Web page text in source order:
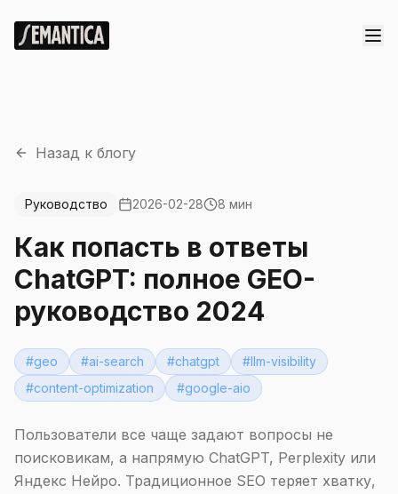
Назад к блогу
Руководство 2026-02-28 8 мин
Как попасть в ответы
ChatGPT: полное GEO-
руководство 2024
#geo #ai-search #chatgpt #llm-visibility
#content-optimization #google-aio
Пользователи все чаще задают вопросы не
поисковикам, а напрямую ChatGPT, Perplexity или
Яндекс Нейро. Традиционное SEO теряет хватку,